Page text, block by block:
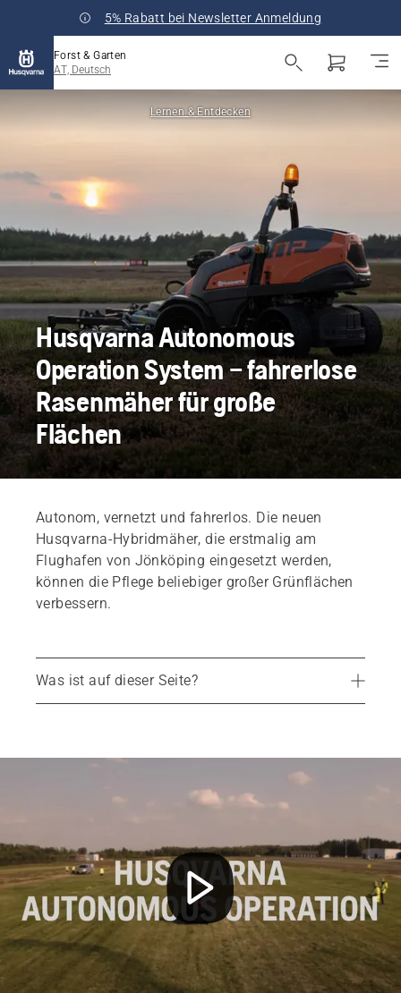
5% Rabatt bei Newsletter Anmeldung
Forst & Garten
AT, Deutsch
Lernen & Entdecken
Husqvarna Autonomous
Operation System – fahrerlose
Rasenmäher für große
Flächen
Autonom, vernetzt und fahrerlos. Die neuen
Husqvarna-Hybridmäher, die erstmalig am
Flughafen von Jönköping eingesetzt werden,
können die Pflege beliebiger großer Grünflächen
verbessern.
Was ist auf dieser Seite?
Flughafenpflege leicht gemacht
Von Vorteil für Ihr Unternehmen